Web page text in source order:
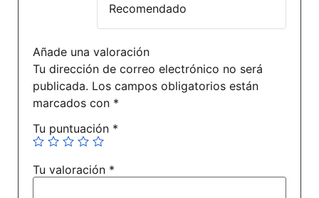
Recomendado
Añade una valoración
Tu dirección de correo electrónico no será
publicada. Los campos obligatorios están
marcados con *
Tu puntuación *
Tu valoración *